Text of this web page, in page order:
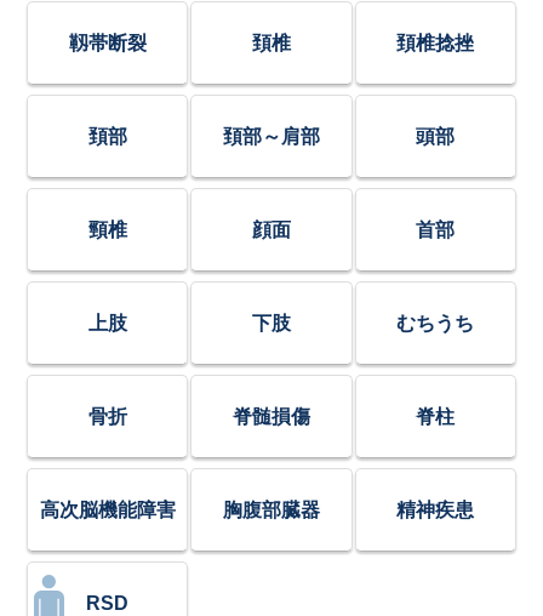
靱帯断裂 頚椎 頚椎捻挫
頚部 頚部～肩部 頭部
頸椎 顔面 首部
上肢 下肢 むちうち
骨折 脊髄損傷 脊柱
高次脳機能障害 胸腹部臓器 精神疾患
RSD